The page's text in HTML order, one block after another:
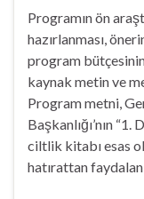
Programın ön
hazırlanması,
program bütçesinin
kaynak metin ve
Program metni,
Başkanlığı’nın
ciltlik kitabı esas
hatırattan